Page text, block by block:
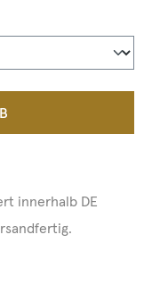
Wert
innerhalb DE